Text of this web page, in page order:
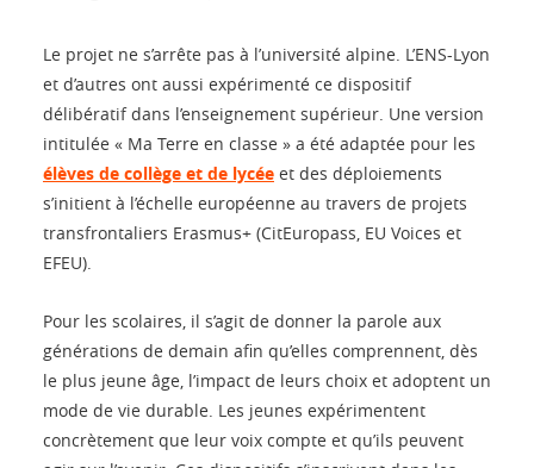
Le projet ne s’arrête pas à l’université alpine. L’ENS-Lyon
et d’autres ont aussi expérimenté ce dispositif
délibératif dans l’enseignement supérieur. Une version
intitulée « Ma Terre en classe » a été adaptée pour les
élèves de collège et de lycée et des déploiements
s’initient à l’échelle européenne au travers de projets
transfrontaliers Erasmus+ (CitEuropass, EU Voices et
EFEU).
Pour les scolaires, il s’agit de donner la parole aux
générations de demain afin qu’elles comprennent, dès
le plus jeune âge, l’impact de leurs choix et adoptent un
mode de vie durable. Les jeunes expérimentent
concrètement que leur voix compte et qu’ils peuvent